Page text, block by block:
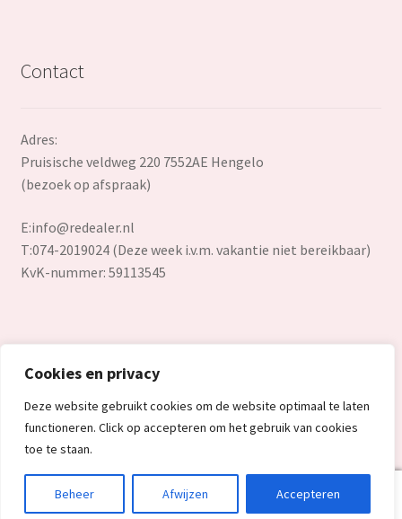
Cookies en privacy
Deze website gebruikt cookies om de website optimaal te laten
functioneren. Click op accepteren om het gebruik van cookies
toe te staan.
Beheer Afwijzen Accepteren
Contact
Adres:
Pruisische veldweg 220 7552AE Hengelo
(bezoek op afspraak)
E:info@redealer.nl
T:074-2019024 (Deze week i.v.m. vakantie niet bereikbaar)
KvK-nummer: 59113545
© Redealer.nl | Gecontroleerde retourproducten en nieuwe
overstockproducten tegen een onverslaanbare lage prijs.
2026
Search
Search